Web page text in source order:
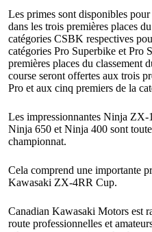
Les primes sont disponibles
dans les trois premières places
catégories CSBK respectives
catégories Pro Superbike et Pro
premières places du classement
course seront offertes aux trois
Pro et aux cinq premiers de la
Les impressionnantes Ninja
Ninja 650 et Ninja 400 sont
championnat.
Cela comprend une importante
Kawasaki ZX-4RR Cup.
Canadian Kawasaki Motors est
route professionnelles et